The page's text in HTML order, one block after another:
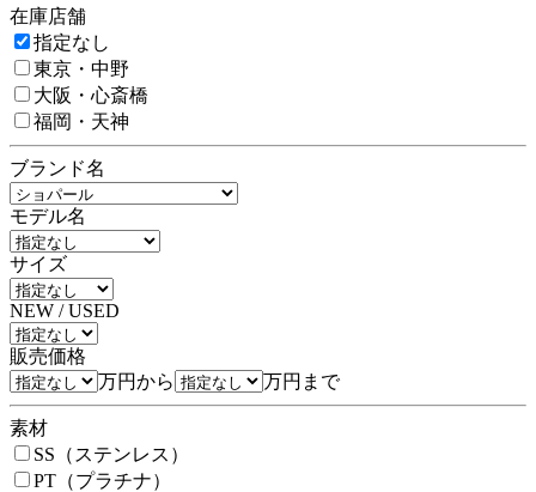
在庫店舗
指定なし
東京・中野
大阪・心斎橋
福岡・天神
ブランド名
モデル名
サイズ
NEW / USED
販売価格
万円から
万円まで
素材
SS（ステンレス）
PT（プラチナ）